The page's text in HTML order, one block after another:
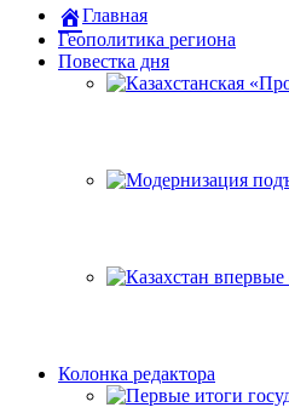
Главная
Геополитика региона
Повестка дня
Колонка редактора